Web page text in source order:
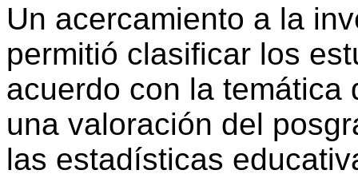
Un acercamiento a la
permitió clasificar los
acuerdo con la temática
una valoración del
las estadísticas